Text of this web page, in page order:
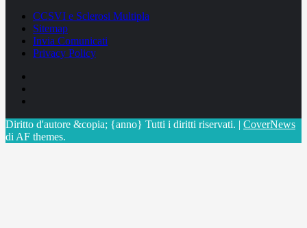
CCSVI e Sclerosi Multipla
Sitemap
Invia Comunicati
Privacy Policy
Diritto d'autore &copia; {anno} Tutti i diritti riservati. | CoverNews
di AF themes.